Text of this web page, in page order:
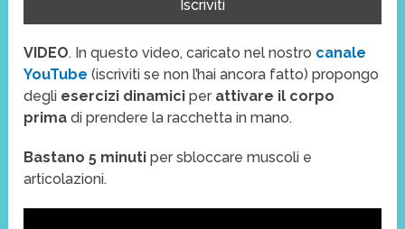
VIDEO. In questo video, caricato nel nostro canale
YouTube (iscriviti se non l’hai ancora fatto) propongo
degli esercizi dinamiciper attivare il corpo
prima di prendere la racchetta in mano.
Bastano 5 minuti per sbloccare muscoli e
articolazioni.